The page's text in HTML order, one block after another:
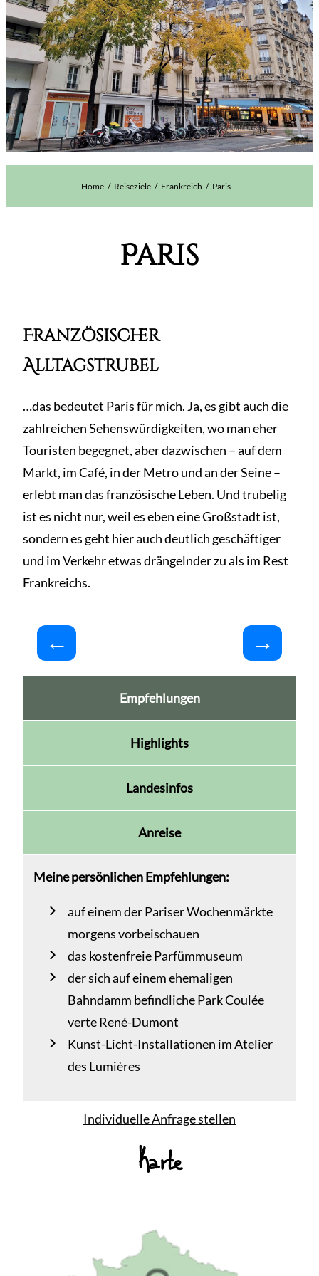
Home Reiseziele Frankreich Paris
Paris
Französischer
Alltagstrubel
…das bedeutet Paris für mich. Ja, es gibt auch die
zahlreichen Sehenswürdigkeiten, wo man eher
Touristen begegnet, aber dazwischen – auf dem
Markt, im Café, in der Metro und an der Seine –
erlebt man das französische Leben. Und trubelig
ist es nicht nur, weil es eben eine Großstadt ist,
sondern es geht hier auch deutlich geschäftiger
und im Verkehr etwas drängelnder zu als im Rest
Frankreichs.
Empfehlungen
Highlights
Landesinfos
Anreise
Meine persönlichen Empfehlungen:
auf einem der Pariser Wochenmärkte
morgens vorbeischauen
das kostenfreie Parfümmuseum
der sich auf einem ehemaligen
Bahndamm befindliche Park Coulée
verte René-Dumont
Kunst-Licht-Installationen im Atelier
des Lumières
Individuelle Anfrage stellen
Karte